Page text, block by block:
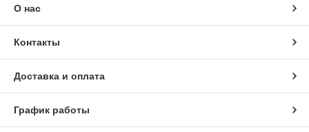
О нас
Контакты
Доставка и оплата
График работы